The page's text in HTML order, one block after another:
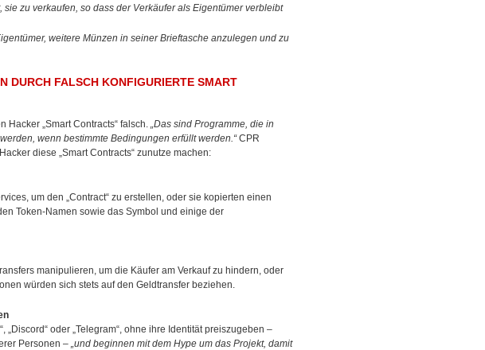
sie zu verkaufen, so dass der Verkäufer als Eigentümer verbleibt
weitere Münzen in seiner Brieftasche anzulegen und zu
DURCH FALSCH KONFIGURIERTE SMART
Hacker „Smart Contracts“ falsch. „Das sind Programme, die in
wenn bestimmte Bedingungen erfüllt werden.“CPR
diese „Smart Contracts“ zunutze machen:
um den „Contract“ zu erstellen, oder sie kopierten einen
Token-Namen sowie das Symbol und einige der
manipulieren, um die Käufer am Verkauf zu hindern, oder
würden sich stets auf den Geldtransfer beziehen.
„Discord“ oder „Telegram“, ohne ihre Identität preiszugeben –
Personen – „und beginnen mit dem Hype um das Projekt, damit